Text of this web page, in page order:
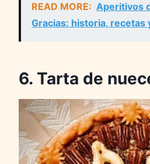
READ MORE: Aperitivos
Gracias: historia, recetas
6. Tarta de